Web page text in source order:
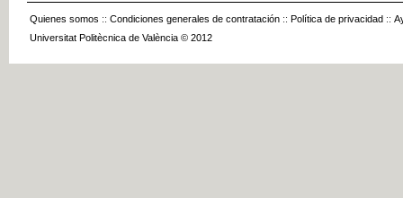
Quienes somos :: Condiciones generales de contratación :: Política de privacidad ::
Universitat Politècnica de València © 2012